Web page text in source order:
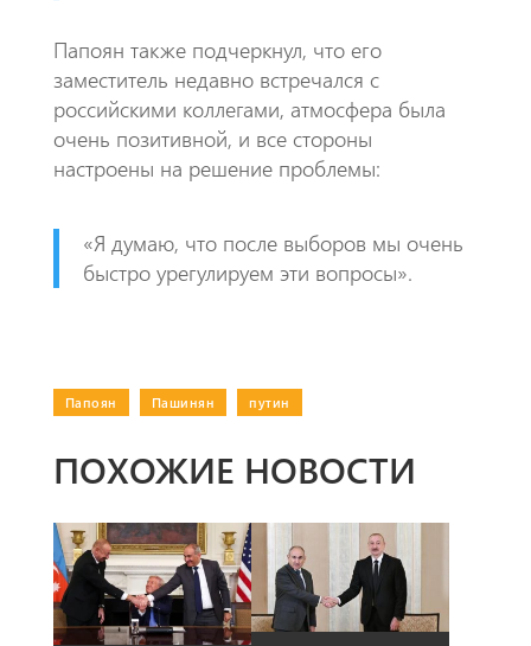
​Папоян также подчеркнул, что его
заместитель недавно встречался с
российскими коллегами, атмосфера была
очень позитивной, и все стороны
настроены на решение проблемы:
«Я думаю, что после выборов мы очень
быстро урегулируем эти вопросы».
Папоян Пашинян путин
ПОХОЖИЕ НОВОСТИ